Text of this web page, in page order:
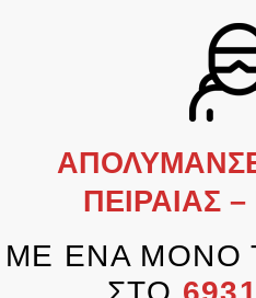
ΠΕΙΡΑΙΑΣ
ΜΕ ΕΝΑ ΜΟΝΟ